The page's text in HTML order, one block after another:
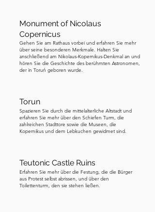
Belohnung für jeden, der die Stadt von
diesen lästigen Fröschen befreien
konnte. Viele mutige Seelen
versuchten verschiedene Methoden:
Einige jagten die Frösche, während
Erfolg. Eines Tages kam ein junger
Flößer auf eine einzigartige Idee. Er
begann, eine schlecht gestimmte
Frösche von der seltsamen Musik
angezogen und versammelten sich um
ihn. Der Flößer spielte weiter und
Monument of Nicolaus
Copernicus
Gehen Sie am Rathaus vorbei und erfahren Sie mehr
über seine besonderen Merkmale. Halten Sie
anschließend am Nikolaus-Kopernikus-Denkmal an und
hören Sie die Geschichte des berühmten Astronomen,
der in Toruń geboren wurde.
Torun
Spazieren Sie durch die mittelalterliche Altstadt und
erfahren Sie mehr über den Schiefen Turm, die
zahlreichen Stadttore sowie die Museen, die
Kopernikus und dem Lebkuchen gewidmet sind.
Teutonic Castle Ruins
Erfahren Sie mehr über die Festung, die die Bürger
aus Protest selbst abrissen, und über den
Toilettenturm, den sie stehen ließen.